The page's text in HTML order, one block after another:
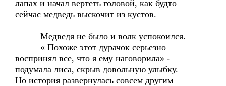
лапах и начал вертеть головой, как будто
сейчас медведь выскочит из кустов.
Медведя не было и волк успокоился.
« Похоже этот дурачок серьезно
воспринял все, что я ему наговорила» -
подумала лиса, скрыв довольную улыбку.
Но история развернулась совсем другим